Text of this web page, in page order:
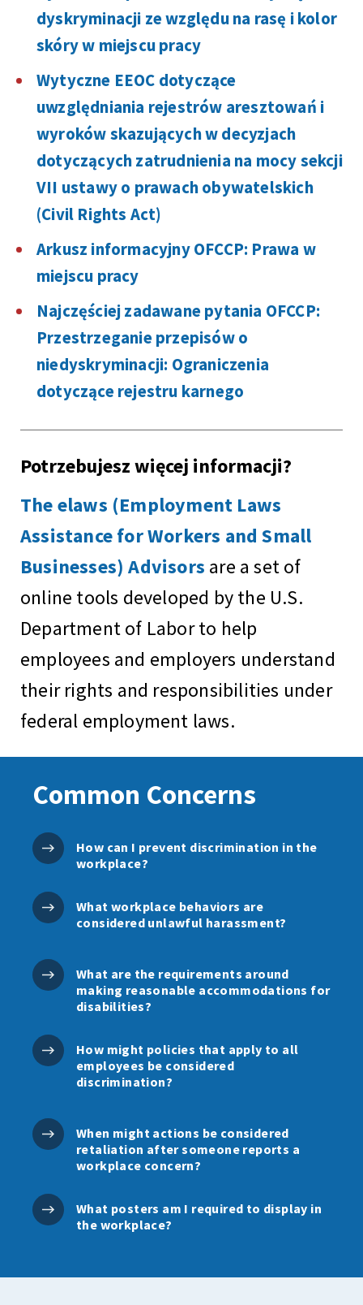
dyskryminacji ze względu na rasę i kolor
skóry w miejscu pracy
Wytyczne EEOC dotyczące
uwzględniania rejestrów aresztowań i
wyroków skazujących w decyzjach
dotyczących zatrudnienia na mocy sekcji
VII ustawy o prawach obywatelskich
(Civil Rights Act)
Arkusz informacyjny OFCCP: Prawa w
miejscu pracy
Najczęściej zadawane pytania OFCCP:
Przestrzeganie przepisów o
niedyskryminacji: Ograniczenia
dotyczące rejestru karnego
Potrzebujesz więcej informacji?
The elaws (Employment Laws
Assistance for Workers and Small
Businesses) Advisors are a set of
online tools developed by the U.S.
Department of Labor to help
employees and employers understand
their rights and responsibilities under
federal employment laws.
Common Concerns
How can I prevent discrimination in the
workplace?
What workplace behaviors are
considered unlawful harassment?
What are the requirements around
making reasonable accommodations for
disabilities?
How might policies that apply to all
employees be considered
discrimination?
When might actions be considered
retaliation after someone reports a
workplace concern?
What posters am I required to display in
the workplace?